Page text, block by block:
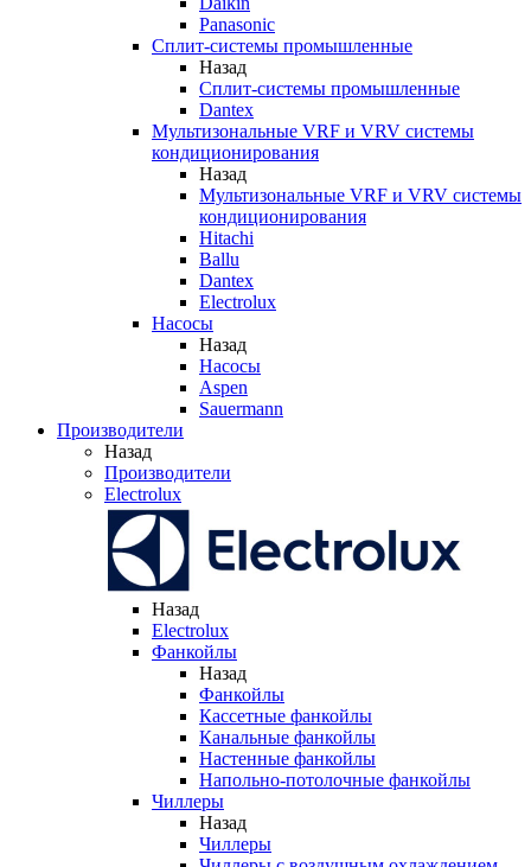
Panasonic
Сплит-системы промышленные
Назад
Сплит-системы промышленные
Dantex
Мультизональные VRF и VRV системы
кондиционирования
Назад
Мультизональные VRF и VRV системы
кондиционирования
Hitachi
Ballu
Dantex
Electrolux
Насосы
Назад
Насосы
Aspen
Sauermann
Производители
Назад
Производители
Electrolux
Назад
Electrolux
Фанкойлы
Назад
Фанкойлы
Кассетные фанкойлы
Канальные фанкойлы
Настенные фанкойлы
Напольно-потолочные фанкойлы
Чиллеры
Назад
Чиллеры